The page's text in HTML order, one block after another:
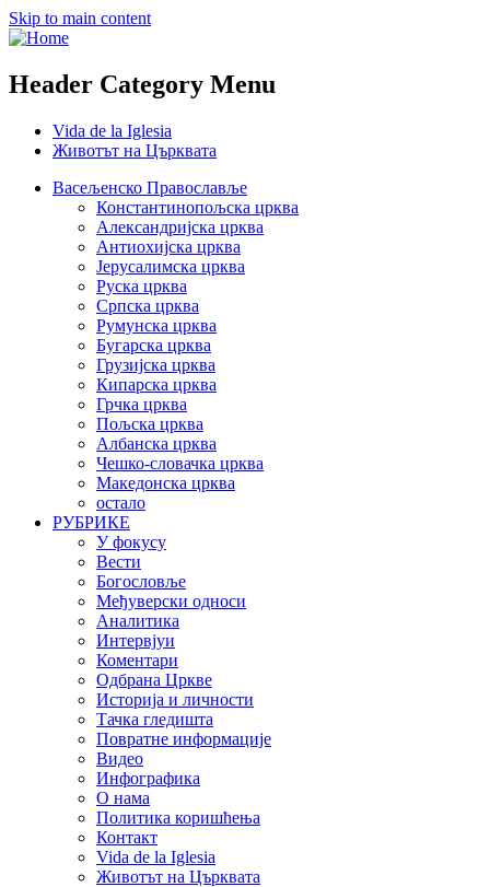
Skip to main content
Header Category Menu
Vida de la Iglesia
Животът на Църквата
Васељенско Православље
Константинопољска црква
Александријска црква
Антиохијска црква
Јерусалимска црква
Руска црква
Српска црква
Румунска црква
Бугарска црква
Грузијска црква
Кипарска црква
Грчка црква
Пољска црква
Албанска црква
Чешко-словачка црква
Македонска црква
остало
РУБРИКЕ
У фокусу
Вести
Богословље
Међуверски односи
Аналитика
Интервјуи
Коментари
Одбрана Цркве
Историја и личности
Тачка гледишта
Повратне информације
Видео
Инфографика
О нама
Политика коришћења
Контакт
Vida de la Iglesia
Животът на Църквата